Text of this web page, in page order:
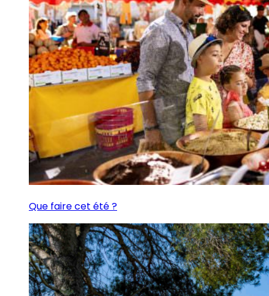
Que faire cet été ?